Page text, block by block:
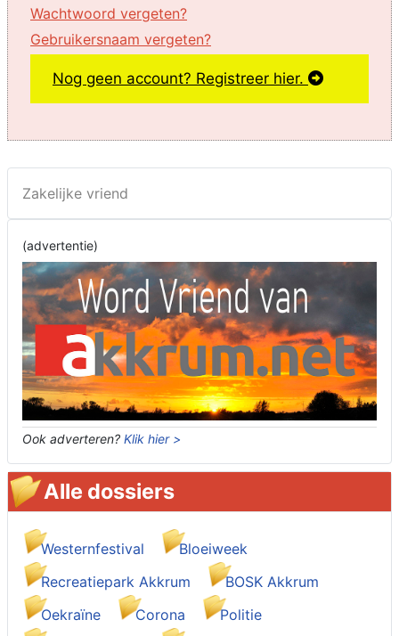
Wachtwoord vergeten?
Gebruikersnaam vergeten?
Nog geen account? Registreer hier.
Zakelijke vriend
(advertentie)
Ook adverteren? Klik hier >
Alle dossiers
Westernfestival
Bloeiweek
Recreatiepark Akkrum
BOSK Akkrum
Oekraïne
Corona
Politie